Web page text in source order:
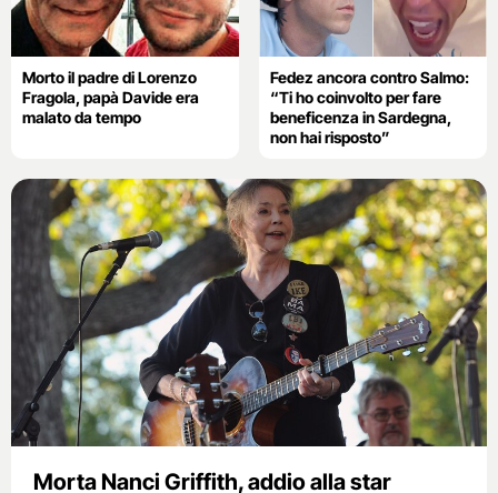
Morto il padre di Lorenzo
Fragola, papà Davide era
malato da tempo
Fedez ancora contro Salmo:
“Ti ho coinvolto per fare
beneficenza in Sardegna,
non hai risposto”
Morta Nanci Griffith, addio alla star